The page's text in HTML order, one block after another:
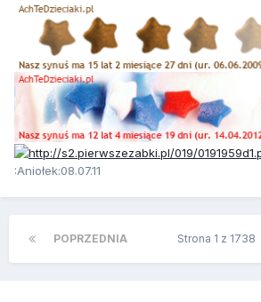
:Aniołek:08.07.11
POPRZEDNIA Strona 1 z 1738